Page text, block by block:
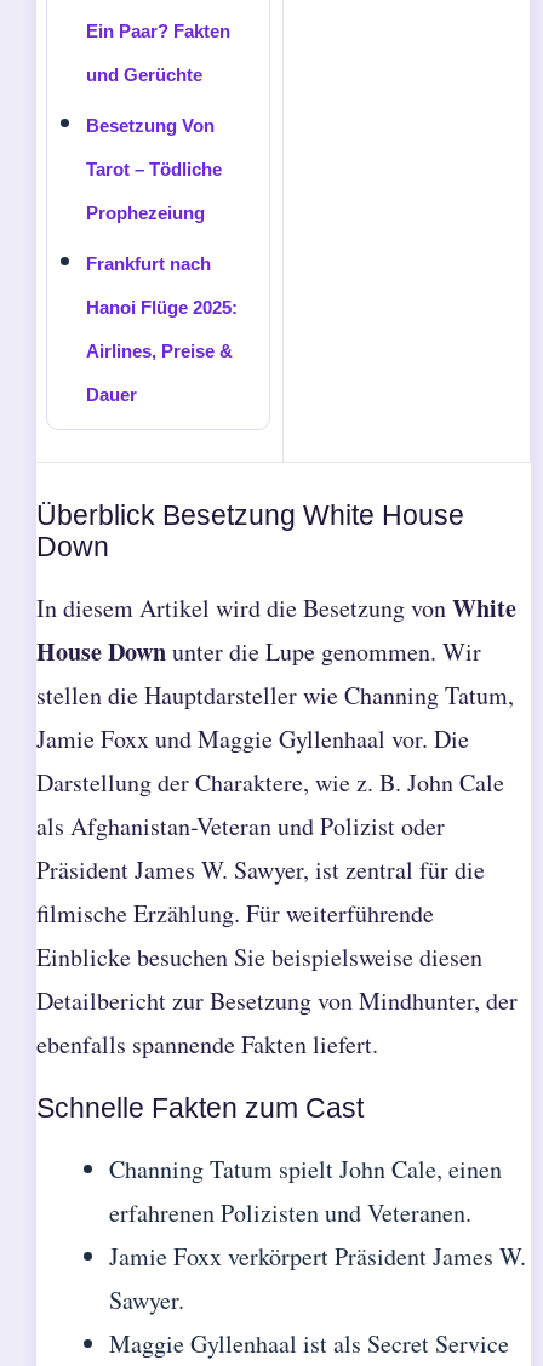
Ein Paar? Fakten
und Gerüchte
Besetzung Von
Tarot – Tödliche
Prophezeiung
Frankfurt nach
Hanoi Flüge 2025:
Airlines, Preise &
Dauer
Überblick Besetzung White House
Down
In diesem Artikel wird die Besetzung vonWhite
House Downunter die Lupe genommen. Wir
stellen die Hauptdarsteller wie Channing Tatum,
Jamie Foxx und Maggie Gyllenhaal vor. Die
Darstellung der Charaktere, wie z. B. John Cale
als Afghanistan-Veteran und Polizist oder
Präsident James W. Sawyer, ist zentral für die
filmische Erzählung. Für weiterführende
Einblicke besuchen Sie beispielsweise diesen
Detailbericht zur Besetzung von Mindhunter, der
ebenfalls spannende Fakten liefert.
Schnelle Fakten zum Cast
Channing Tatum spielt John Cale, einen
erfahrenen Polizisten und Veteranen.
Jamie Foxx verkörpert Präsident James W.
Sawyer.
Maggie Gyllenhaal ist als Secret Service